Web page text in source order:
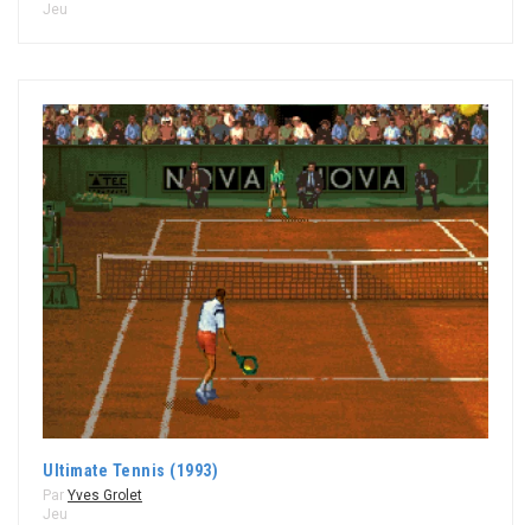
Jeu
Ultimate Tennis (1993)
Par Yves Grolet
Jeu